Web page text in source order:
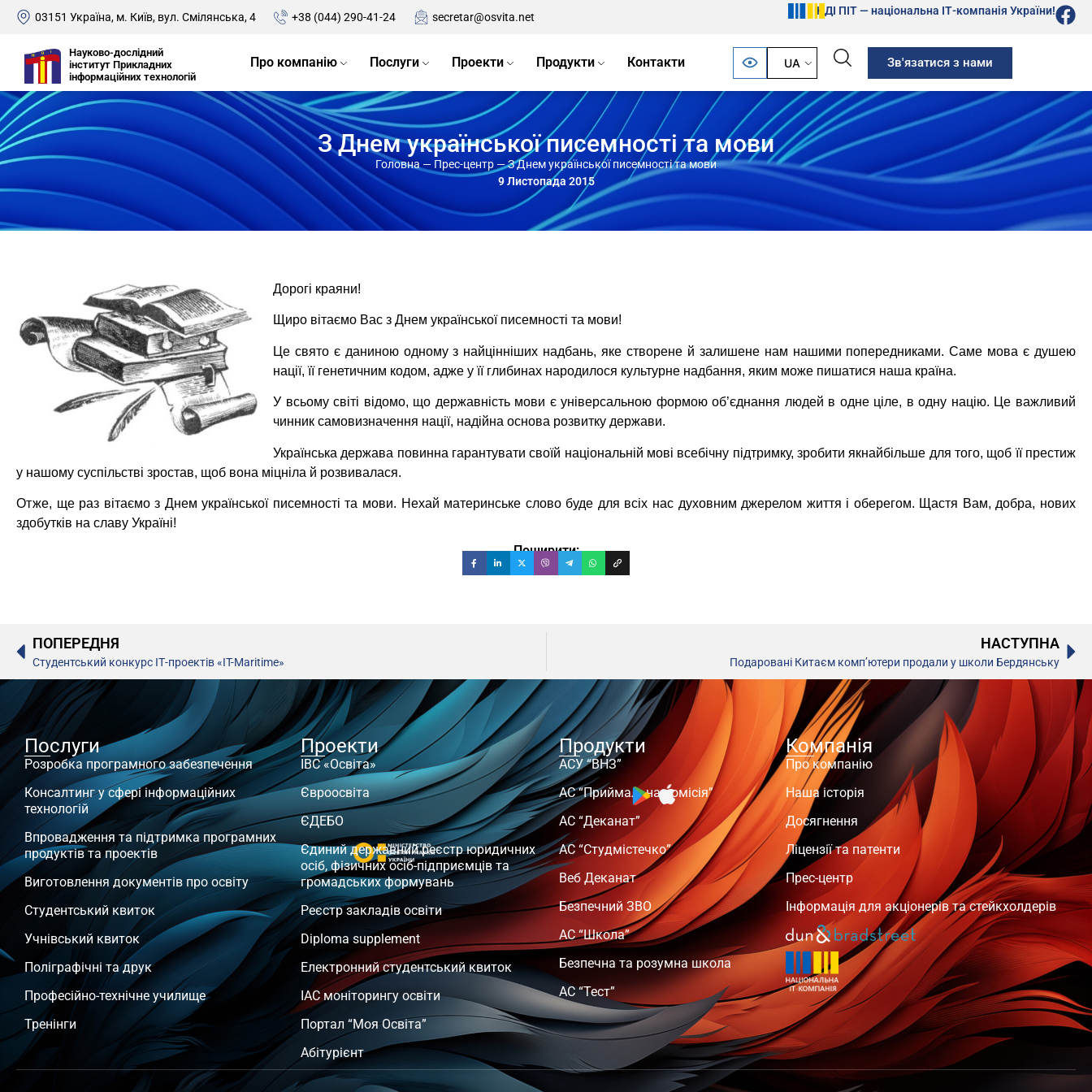
03151 Україна, м. Київ, вул. Смілянська, 4 +38 (044) 290-41-24 secretar@osvita.net
НДІ ПІТ — національна ІТ-компанія України!
Науково-дослідний
інститут Прикладних
інформаційних технологій
Про компанію Послуги Проекти Продукти Контакти UA Зв'язатися з нами
З Днем української писемності та мови
Головна — Прес-центр —З Днем української писемності та мови
9 Листопада 2015
Дорогі краяни!
Щиро вітаємо Вас з Днем української писемності та мови!
Це свято є даниною одному з найцінніших надбань, яке створене й залишене нам нашими попередниками. Саме мова є душею
нації, її генетичним кодом, адже у її глибинах народилося культурне надбання, яким може пишатися наша країна.
У всьому світі відомо, що державність мови є універсальною формою об’єднання людей в одне ціле, в одну націю. Це важливий
чинник самовизначення нації, надійна основа розвитку держави.
Українська держава повинна гарантувати своїй національній мові всебічну підтримку, зробити якнайбільше для того, щоб її престиж
у нашому суспільстві зростав, щоб вона міцніла й розвивалася.
Отже, ще раз вітаємо з Днем української писемності та мови. Нехай материнське слово буде для всіх нас духовним джерелом життя і оберегом. Щастя Вам, добра, нових
здобутків на славу Україні!
Поширити:
ПОПЕРЕДНЯ
Студентський конкурс ІТ-проектів «IT-Maritime»
НАСТУПНА
Подаровані Китаєм комп’ютери продали у школи Бердянську
Послуги
Розробка програмного забезпечення
Консалтинг у сфері інформаційних
технологій
Впровадження та підтримка програмних
продуктів та проектів
Виготовлення документів про освіту
Студентський квиток
Учнівський квиток
Поліграфічні та друк
Професійно-технічне училище
Тренінги
Проекти
ІВС «Освіта»
Євроосвіта
ЄДЕБО
Єдиний державний реєстр юридичних
осіб, фізичних осіб-підприємців та
громадських формувань
Реєстр закладів освіти
Diploma supplement
Електронний студентський квиток
ІАС моніторингу освіти
Портал “Моя Освіта”
Абітурієнт
Продукти
АСУ “ВНЗ”
АС “Приймальна комісія”
АС “Деканат”
АС “Студмістечко”
Веб Деканат
Безпечний ЗВО
АС “Школа”
Безпечна та розумна школа
АС “Тест”
Компанія
Про компанію
Наша історія
Досягнення
Ліцензії та патенти
Прес-центр
Інформація для акціонерів та стейкхолдерів